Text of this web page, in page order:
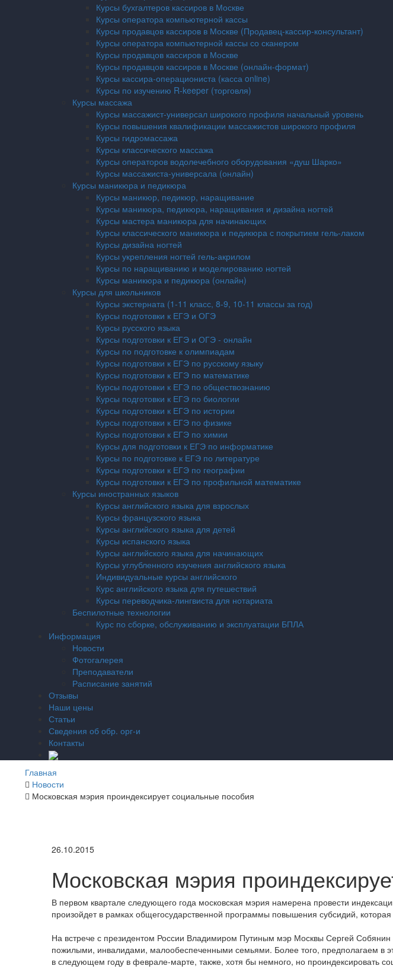
Курсы бухгалтеров кассиров в Москве
Курсы оператора компьютерной кассы
Курсы продавцов кассиров в Москве (Продавец-кассир-консультант)
Курсы оператора компьютерной кассы со сканером
Курсы продавцов кассиров в Москве
Курсы продавцов кассиров в Москве (онлайн-формат)
Курсы кассира-операциониста (касса online)
Курсы по изучению R-keeper (торговля)
Курсы массажа
Курсы массажист-универсал широкого профиля начальный уровень
Курсы повышения квалификации массажистов широкого профиля
Курсы гидромассажа
Курсы классического массажа
Курсы операторов водолечебного оборудования «душ Шарко»
Курсы массажиста-универсала (онлайн)
Курсы маникюра и педикюра
Курсы маникюр, педикюр, наращивание
Курсы маникюра, педикюра, наращивания и дизайна ногтей
Курсы мастера маникюра для начинающих
Курсы классического маникюра и педикюра с покрытием гель-лаком
Курсы дизайна ногтей
Курсы укрепления ногтей гель-акрилом
Курсы по наращиванию и моделированию ногтей
Курсы маникюра и педикюра (онлайн)
Курсы для школьников
Курсы экстерната (1-11 класс, 8-9, 10-11 классы за год)
Курсы подготовки к ЕГЭ и ОГЭ
Курсы русского языка
Курсы подготовки к ЕГЭ и ОГЭ - онлайн
Курсы по подготовке к олимпиадам
Курсы подготовки к ЕГЭ по русскому языку
Курсы подготовки к ЕГЭ по математике
Курсы подготовки к ЕГЭ по обществознанию
Курсы подготовки к ЕГЭ по биологии
Курсы подготовки к ЕГЭ по истории
Курсы подготовки к ЕГЭ по физике
Курсы подготовки к ЕГЭ по химии
Курсы для подготовки к ЕГЭ по информатике
Курсы по подготовке к ЕГЭ по литературе
Курсы подготовки к ЕГЭ по географии
Курсы подготовки к ЕГЭ по профильной математике
Курсы иностранных языков
Курсы английского языка для взрослых
Курсы французского языка
Курсы английского языка для детей
Курсы испанского языка
Курсы английского языка для начинающих
Курсы углубленного изучения английского языка
Индивидуальные курсы английского
Курс английского языка для путешествий
Курсы переводчика-лингвиста для нотариата
Беспилотные технологии
Курс по сборке, обслуживанию и эксплуатации БПЛА
Информация
Новости
Фотогалерея
Преподаватели
Расписание занятий
Отзывы
Наши цены
Статьи
Сведения об обр. орг-и
Контакты
Главная
Новости
Московская мэрия проиндексирует социальные пособия
26.10.2015
Московская мэрия
В первом квартале следующего года московская мэрия намерена провести
произойдет в рамках общегосударственной программы повышения субсидий,
На встрече с президентом России Владимиром Путиным мэр Москвы Сергей
пожилыми, инвалидами, малообеспеченными семьями. Более того, предполагаем в
в следующем году в феврале-марте, также, хотя бы немного, но проиндексировать